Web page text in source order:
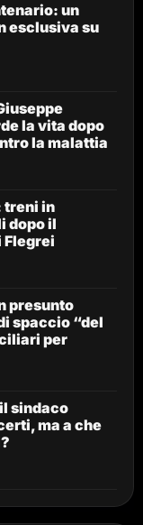
un
esclusiva su
la vita dopo
la malattia
treni in
dopo il
Flegrei
presunto
spaccio “del
per
sindaco
ma a che